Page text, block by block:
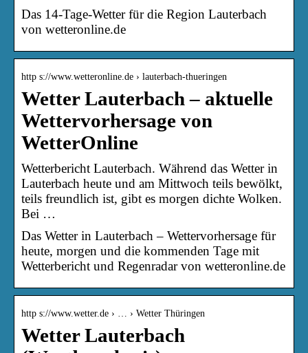
Das 14-Tage-Wetter für die Region Lauterbach
von wetteronline.de
http s://www.wetteronline.de › lauterbach-thueringen
Wetter Lauterbach – aktuelle
Wettervorhersage von
WetterOnline
Wetterbericht Lauterbach. Während das Wetter in
Lauterbach heute und am Mittwoch teils bewölkt,
teils freundlich ist, gibt es morgen dichte Wolken.
Bei …
Das Wetter in Lauterbach – Wettervorhersage für
heute, morgen und die kommenden Tage mit
Wetterbericht und Regenradar von wetteronline.de
http s://www.wetter.de › … › Wetter Thüringen
Wetter Lauterbach